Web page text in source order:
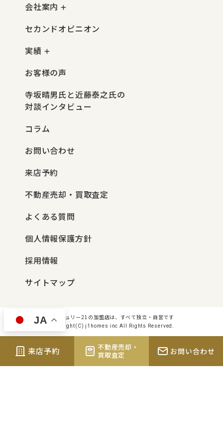
会社案内
セカンドオピニオン
実績
お客様の声
寺坂晴男氏と近藤泰之氏の
対談インタビュー
コラム
お問い合わせ
来店予約
不動産売却・買取査定
よくある質問
個人情報保護方針
採用情報
サイトマップ
センチュリー21の加盟店は、すべて独立・自営です
Copyright(C) j1homes inc All Rights Reserved.
来店予約
不動産売却・
買取査定
お問い合わせ
JA